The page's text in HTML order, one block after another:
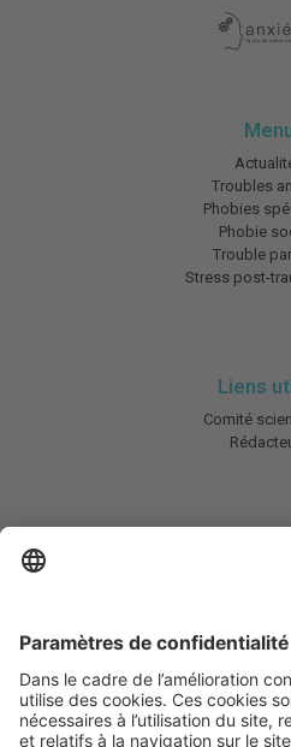
Troubles
Phobies
Phobie
Trouble
Stress post-
Liens
Comité
Contactez-
Abonnez-vous à